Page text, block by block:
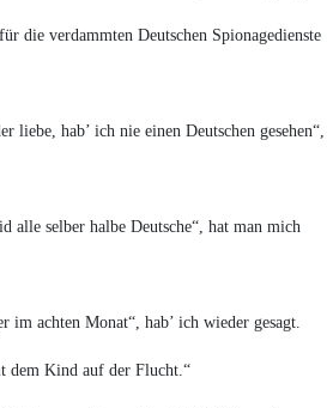
die verdammten Deutschen Spionagedienste
liebe, hab’ ich nie einen Deutschen gesehen“,
alle selber halbe Deutsche“, hat man mich
im achten Monat“, hab’ ich wieder gesagt.
dem Kind auf der Flucht.“